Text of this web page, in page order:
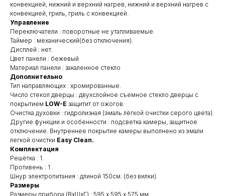
конвекцией, нижний и верхний нагрев, нижний и верхний нагрев с
конвекцией, гриль, гриль с конвекцией.
Управление
Переключатели : поворотные не утапливаемые.
Таймер : механический(без отключения).
Дисплей : нет.
Цвет панели : бежевый
Материал панели : закаленное стекло
Дополнительно
Тип направляющих : хромированные.
Число стекол дверцы : двухслойное съемное стекло дверцы с
покрытием LOW-E защитит от ожогов.
Очистка духовки : гидролизная (эмаль лёгкой очистки серого цвета).
Другие функции и особенности : подсветка камеры, защитное
отключение. Внутреннее покрытие камеры выполнено из эмали
легкой очистки Easy Clean.
Комплектация
Решётка : 1.
Противень : 1 .
Шнур электропитания : длиной 150см. (без вилки).
Размеры
Размеры прибора (ВхШхГ) : 595 х 595 x 575 мм.